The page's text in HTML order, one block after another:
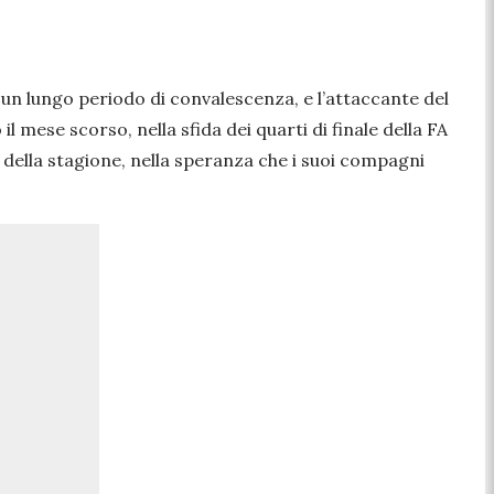
lungo periodo di convalescenza, e l’attaccante del
mese scorso, nella sfida dei quarti di finale della FA
stagione, nella speranza che i suoi compagni